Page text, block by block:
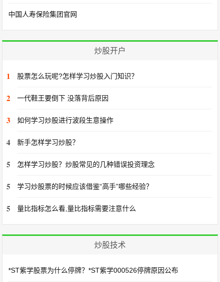
中国人寿保险集团官网
炒股开户
1 股票怎么玩呢?怎样学习炒股入门知识？
2 一代鞋王要倒下 没落背后原因
3 如何学习炒股进行波段生意操作
4 新手怎样学习炒股？
5 怎样学习炒股？炒股常见的几种错误投资理念
5 学习炒股票的时候应该借鉴“高手”哪些经验？
5 量比指标怎么看,量比指标需要注意什么
炒股技术
*ST紫学股票为什么停牌？*ST紫学000526停牌原因公布